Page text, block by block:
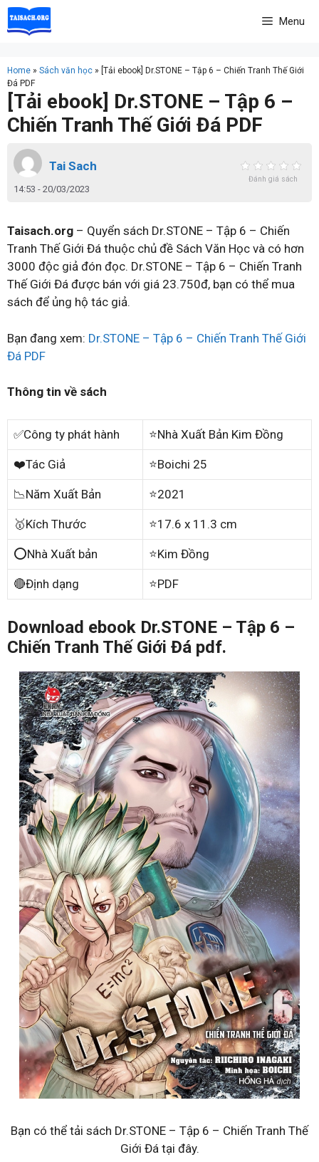
Skip
to
Menu
Home » Sách văn học » [Tải ebook] Dr.STONE – Tập 6 – Chiến Tranh Thế Giới
Đá PDF
[Tải ebook] Dr.STONE – Tập 6 –
Chiến Tranh Thế Giới Đá PDF
Tai Sach
14:53 - 20/03/2023
Đánh giá sách
Taisach.org – Quyển sách Dr.STONE – Tập 6 – Chiến
Tranh Thế Giới Đá thuộc chủ đề Sách Văn Học và có hơn
3000 độc giả đón đọc. Dr.STONE – Tập 6 – Chiến Tranh
Thế Giới Đá được bán với giá 23.750đ, bạn có thể mua
sách để ủng hộ tác giả.
Bạn đang xem: Dr.STONE – Tập 6 – Chiến Tranh Thế Giới
Đá PDF
Thông tin về sách
✅Công ty phát hành ⭐Nhà Xuất Bản Kim Đồng
❤️Tác Giả ⭐Boichi 25
📉Năm Xuất Bản ⭐2021
🥇Kích Thước ⭐17.6 x 11.3 cm
⭕Nhà Xuất bản ⭐Kim Đồng
🔴Định dạng ⭐PDF
Download ebook Dr.STONE – Tập 6 –
Chiến Tranh Thế Giới Đá pdf.
Bạn có thể tải sách Dr.STONE – Tập 6 – Chiến Tranh Thế
Giới Đá tại đây.